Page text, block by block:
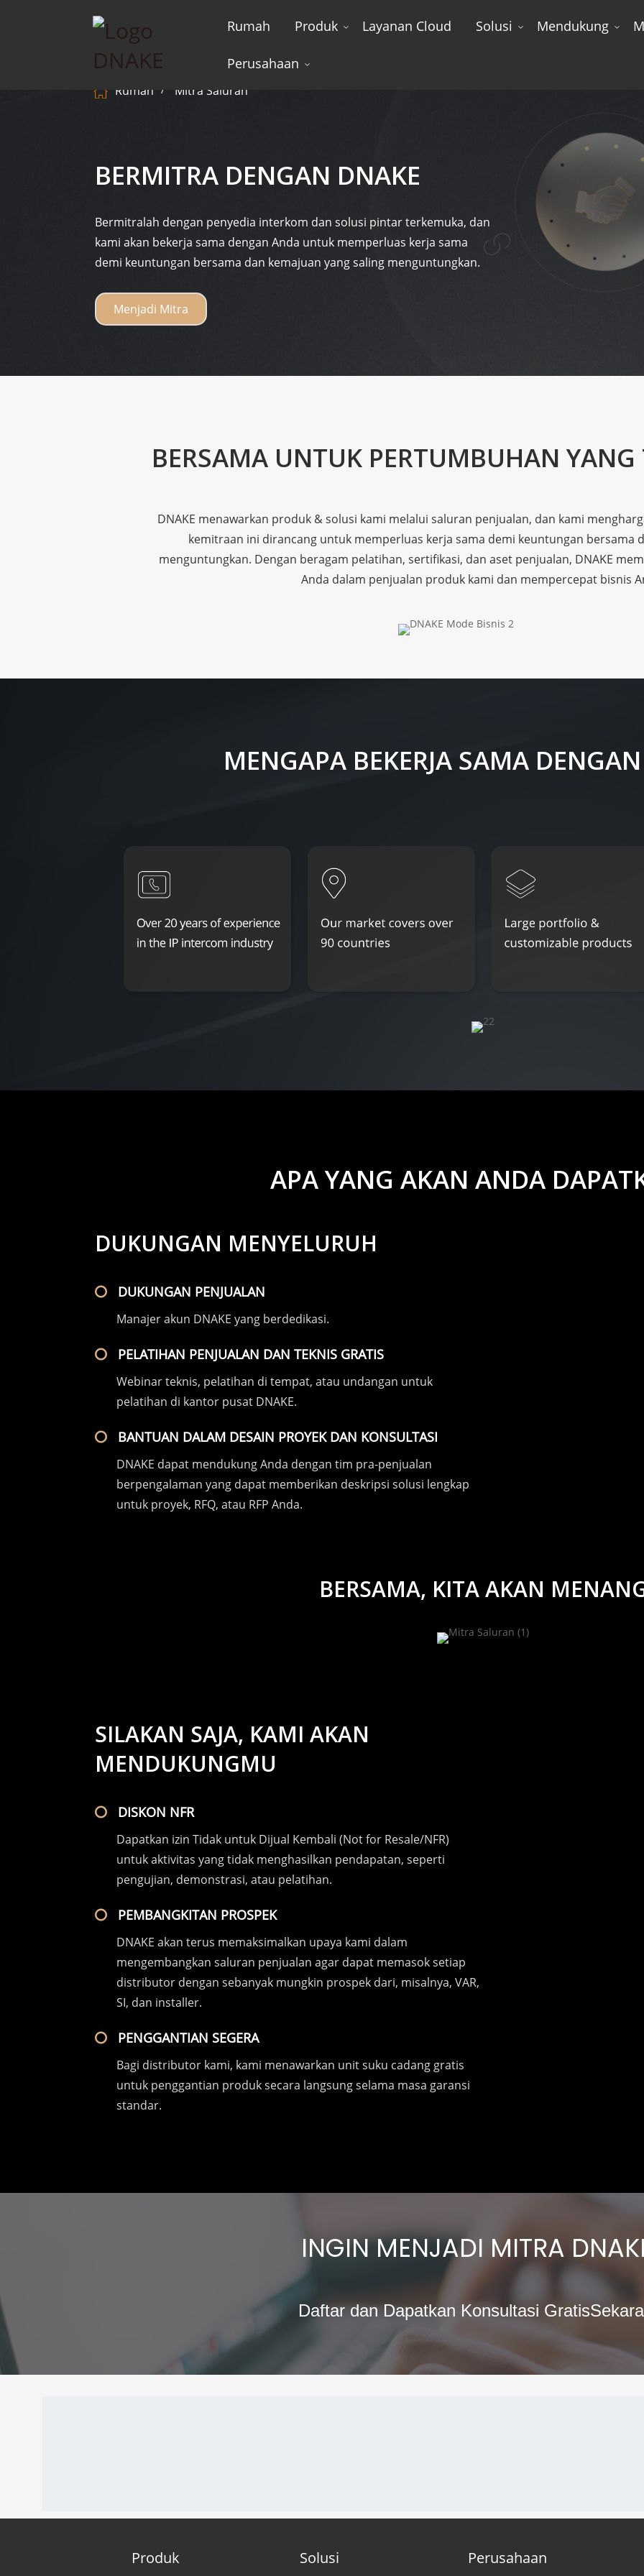
Rumah Produk Layanan Cloud Solusi Mendukung
Perusahaan
Rumah Mitra Saluran
BERMITRA DENGAN DNAKE
Bermitralah dengan penyedia interkom dan solusi pintar terkemuka, dan
kami akan bekerja sama dengan Anda untuk memperluas kerja sama
demi keuntungan bersama dan kemajuan yang saling menguntungkan.
Menjadi Mitra
BERSAMA UNTUK PERTUMBUHAN YANG
DNAKE menawarkan produk & solusi kami melalui saluran penjualan, dan kami
kemitraan ini dirancang untuk memperluas kerja sama demi keuntungan bersama
menguntungkan. Dengan beragam pelatihan, sertifikasi, dan aset penjualan, DNAKE
Anda dalam penjualan produk kami dan mempercepat bisnis
MENGAPA BEKERJA SAMA
APA YANG AKAN ANDA
DUKUNGAN MENYELURUH
DUKUNGAN PENJUALAN
Manajer akun DNAKE yang berdedikasi.
PELATIHAN PENJUALAN DAN TEKNIS GRATIS
Webinar teknis, pelatihan di tempat, atau undangan untuk
pelatihan di kantor pusat DNAKE.
BANTUAN DALAM DESAIN PROYEK DAN KONSULTASI
DNAKE dapat mendukung Anda dengan tim pra-penjualan
berpengalaman yang dapat memberikan deskripsi solusi lengkap
untuk proyek, RFQ, atau RFP Anda.
BERSAMA, KITA AKAN
SILAKAN SAJA, KAMI AKAN
MENDUKUNGMU
DISKON NFR
Dapatkan izin Tidak untuk Dijual Kembali (Not for Resale/NFR)
untuk aktivitas yang tidak menghasilkan pendapatan, seperti
pengujian, demonstrasi, atau pelatihan.
PEMBANGKITAN PROSPEK
DNAKE akan terus memaksimalkan upaya kami dalam
mengembangkan saluran penjualan agar dapat memasok setiap
distributor dengan sebanyak mungkin prospek dari, misalnya, VAR,
SI, dan installer.
PENGGANTIAN SEGERA
Bagi distributor kami, kami menawarkan unit suku cadang gratis
untuk penggantian produk secara langsung selama masa garansi
standar.
INGIN MENJADI MITRA
Daftar dan Dapatkan Konsultasi Gratis
Produk Solusi Perusahaan